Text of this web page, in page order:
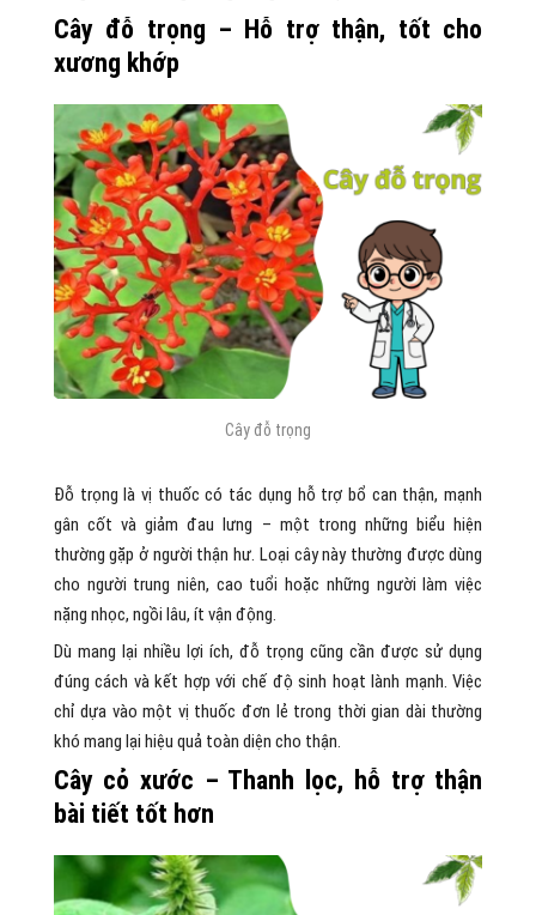
Cây đỗ trọng – Hỗ trợ thận, tốt cho
xương khớp
Cây đỗ trọng
Đỗ trọng là vị thuốc có tác dụng hỗ trợ bổ can thận, mạnh
gân cốt và giảm đau lưng – một trong những biểu hiện
thường gặp ở người thận hư. Loại cây này thường được dùng
cho người trung niên, cao tuổi hoặc những người làm việc
nặng nhọc, ngồi lâu, ít vận động.
Dù mang lại nhiều lợi ích, đỗ trọng cũng cần được sử dụng
đúng cách và kết hợp với chế độ sinh hoạt lành mạnh. Việc
chỉ dựa vào một vị thuốc đơn lẻ trong thời gian dài thường
khó mang lại hiệu quả toàn diện cho thận.
Cây cỏ xước – Thanh lọc, hỗ trợ thận
bài tiết tốt hơn